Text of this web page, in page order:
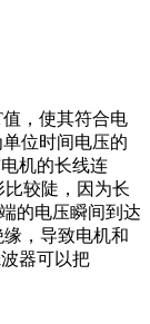
，使其符合电
位时间电压的
机的长线连
较陡，因为长
的电压瞬间到达
，导致电机和
器可以把